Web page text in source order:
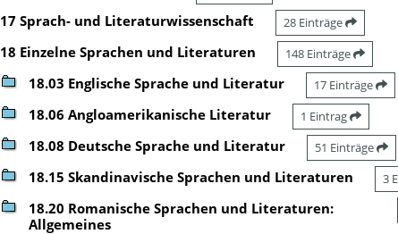
17 Sprach- und Literaturwissenschaft 28 Einträge
18 Einzelne Sprachen und Literaturen 148 Einträge
18.03 Englische Sprache und Literatur 17 Einträge
18.06 Angloamerikanische Literatur 1 Eintrag
18.08 Deutsche Sprache und Literatur 51 Einträge
18.15 Skandinavische Sprachen und Literaturen 3
18.20 Romanische Sprachen und Literaturen:
Allgemeines